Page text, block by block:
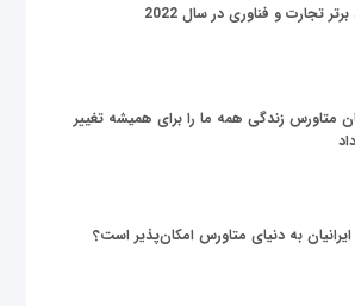
متاورس زندگی همه ما را برای همیشه تغییر
ایرانیان به دنیای متاورس امکان‌پذیر است؟